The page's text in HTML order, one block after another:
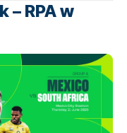
– RPA w